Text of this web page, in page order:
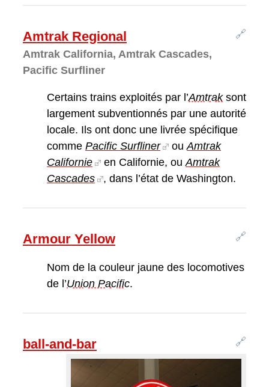
🔗
Amtrak Regional
Amtrak California, Amtrak Cascades,
Pacific Surfliner
Certains trains exploités par l’Amtraksont
largement subventionnés par une autorité
locale. Ils ont donc une livrée spécifique
comme Pacific Surfliner ouAmtrak
Californie
en Californie, ouAmtrak
Cascades
, dans l’état de Washington.
🔗
Armour Yellow
Nom de la couleur jaune des locomotives
de l’Union Pacific.
🔗
ball-and-bar